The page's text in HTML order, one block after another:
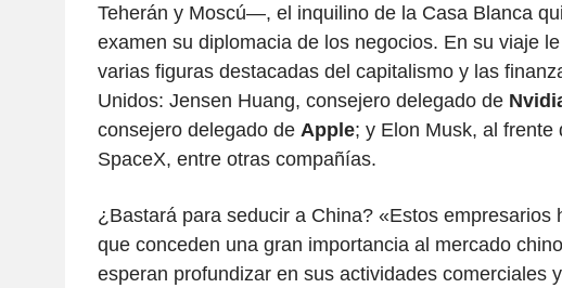
Teherán y Moscú—, el inquilino de la Casa Blanca
examen su diplomacia de los negocios. En su viaje
varias figuras destacadas del capitalismo y las
Unidos: Jensen Huang, consejero delegado de
consejero delegado de Apple; y Elon Musk, al frente
SpaceX, entre otras compañías.
¿Bastará para seducir a China? «Estos empresarios
que conceden una gran importancia al mercado
esperan profundizar en sus actividades comerciales